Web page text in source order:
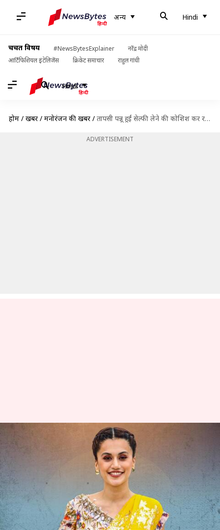
अन्य Hindi
चर्चित विषय #NewsBytesExplainer
नरेंद्र मोदी
आर्टिफिशियल इंटेलिजेंस
क्रिकेट समाचार राहुल गांधी
Hindi
होम / खबरें / मनोरंजन की खबरें / तापसी पन्नू हुईं सेल्फी लेने की कोशिश कर रहे प्रशंसक से परेशान, वीडियो हो रहा वायरल
ADVERTISEMENT
तापसी पन्नू हुईं सेल्फी लेने की कोशिश
कर रहे प्रशंसक से परेशान, वीडियो हो
रहा वायरल
लेखन 03:09 pm
क्या है खबर?